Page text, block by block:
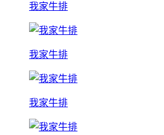
我家牛排
我家牛排
我家牛排